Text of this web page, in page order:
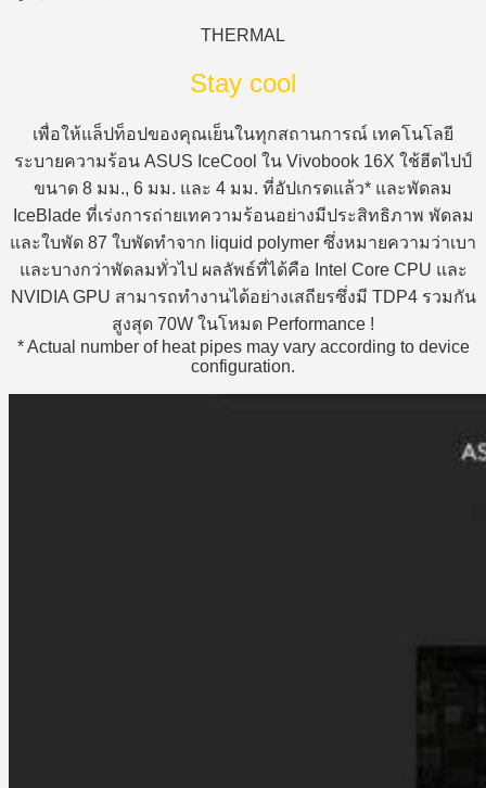
THERMAL
Stay cool
เพื่อให้แล็ปท็อปของคุณเย็นในทุกสถานการณ์ เทคโนโลยี
ระบายความร้อน ASUS IceCool ใน Vivobook 16X ใช้ฮีตไปป์
ขนาด 8 มม., 6 มม. และ 4 มม. ที่อัปเกรดแล้ว* และพัดลม
IceBlade ที่เร่งการถ่ายเทความร้อนอย่างมีประสิทธิภาพ พัดลม
และใบพัด 87 ใบพัดทำจาก liquid polymer ซึ่งหมายความว่าเบา
และบางกว่าพัดลมทั่วไป ผลลัพธ์ที่ได้คือ Intel Core CPU และ
NVIDIA GPU สามารถทำงานได้อย่างเสถียรซึ่งมี TDP4 รวมกัน
สูงสุด 70W ในโหมด Performance !
* Actual number of heat pipes may vary according to device
configuration.